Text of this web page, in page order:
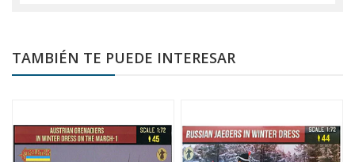
TAMBIÉN TE PUEDE INTERESAR